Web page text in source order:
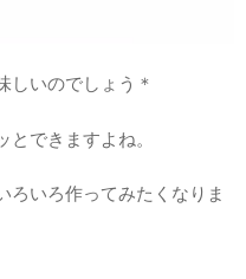
しいのでしょう＊
できますよね。
ろいろ作ってみたくなりま